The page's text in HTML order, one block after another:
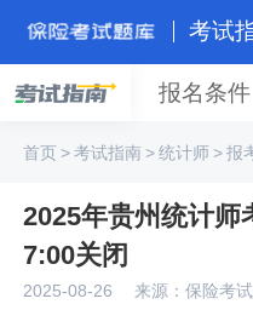
考试
报名条件
首页>考试指南>统计师>报
2025年贵州统计师
7:00关闭
2025-08-26 来源：保险考